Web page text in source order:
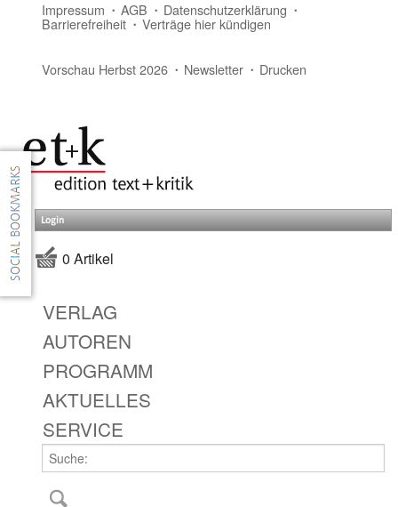
Impressum AGB Datenschutzerklärung
Barrierefreiheit Verträge hier kündigen
Vorschau Herbst 2026 Newsletter Drucken
Login
0 Artikel
VERLAG
AUTOREN
PROGRAMM
AKTUELLES
SERVICE